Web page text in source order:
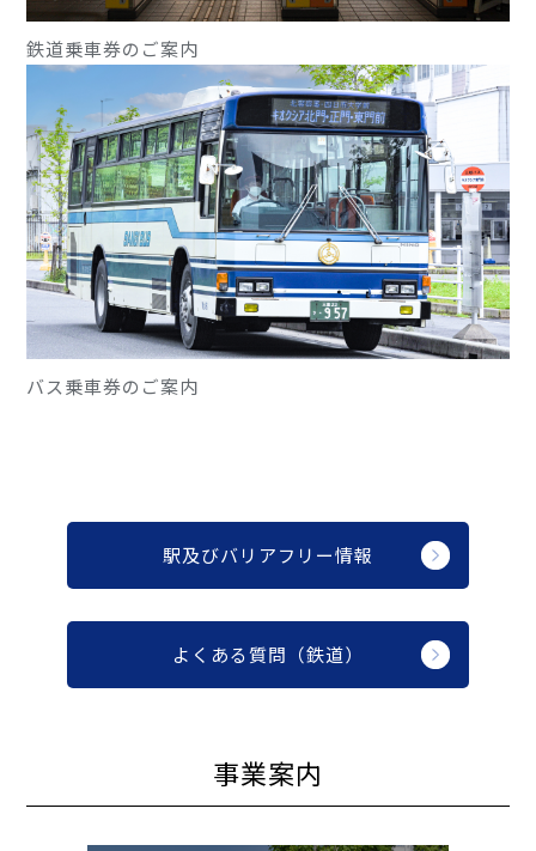
鉄道乗車券のご案内
バス乗車券のご案内
駅及びバリアフリー情報
よくある質問（鉄道）
事業案内